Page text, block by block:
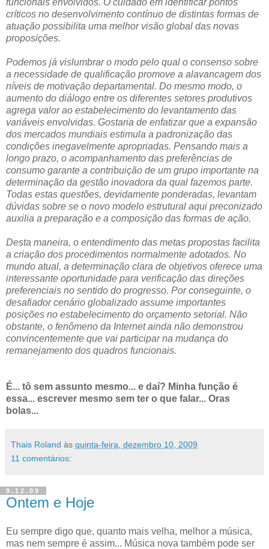
críticos no desenvolvimento contínuo de distintas formas de
atuação possibilita uma melhor visão global das novas
proposições.
Podemos já vislumbrar o modo pelo qual o consenso sobre
a necessidade de qualificação promove a alavancagem dos
níveis de motivação departamental. Do mesmo modo, o
aumento do diálogo entre os diferentes setores produtivos
agrega valor ao estabelecimento do levantamento das
variáveis envolvidas. Gostaria de enfatizar que a expansão
dos mercados mundiais estimula a padronização das
condições inegavelmente apropriadas. Pensando mais a
longo prazo, o acompanhamento das preferências de
consumo garante a contribuição de um grupo importante na
determinação da gestão inovadora da qual fazemos parte.
Todas estas questões, devidamente ponderadas, levantam
dúvidas sobre se o novo modelo estrutural aqui preconizado
auxilia a preparação e a composição das formas de ação.
Desta maneira, o entendimento das metas propostas facilita
a criação dos procedimentos normalmente adotados. No
mundo atual, a determinação clara de objetivos oferece uma
interessante oportunidade para verificação das direções
preferenciais no sentido do progresso. Por conseguinte, o
desafiador cenário globalizado assume importantes
posições no estabelecimento do orçamento setorial. Não
obstante, o fenômeno da Internet ainda não demonstrou
convincentemente que vai participar na mudança do
remanejamento dos quadros funcionais.
É... tô sem assunto mesmo... e daí? Minha função é
essa... escrever mesmo sem ter o que falar... Oras
bolas...
Thais Roland às quinta-feira, dezembro 10, 2009
11 comentários:
9.12.09
Ontem e Hoje
Eu sempre digo que, quanto mais velha, melhor a música,
mas nem sempre é assim... Música nova também pode ser